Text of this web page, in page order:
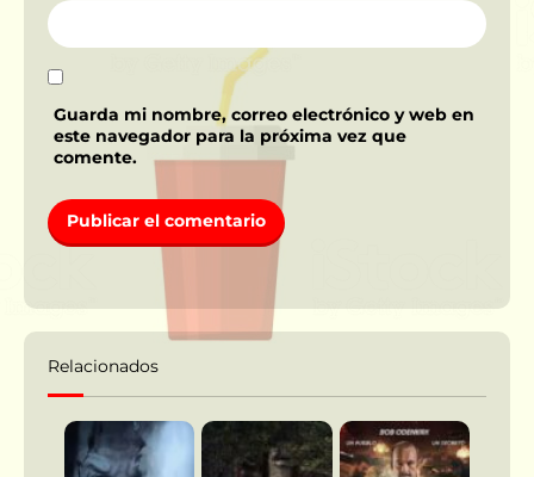
Guarda mi nombre, correo electrónico y web en
este navegador para la próxima vez que
comente.
Relacionados